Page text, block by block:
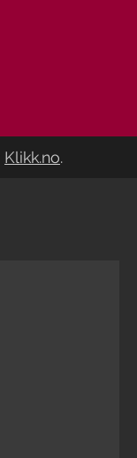
Klikk.no.